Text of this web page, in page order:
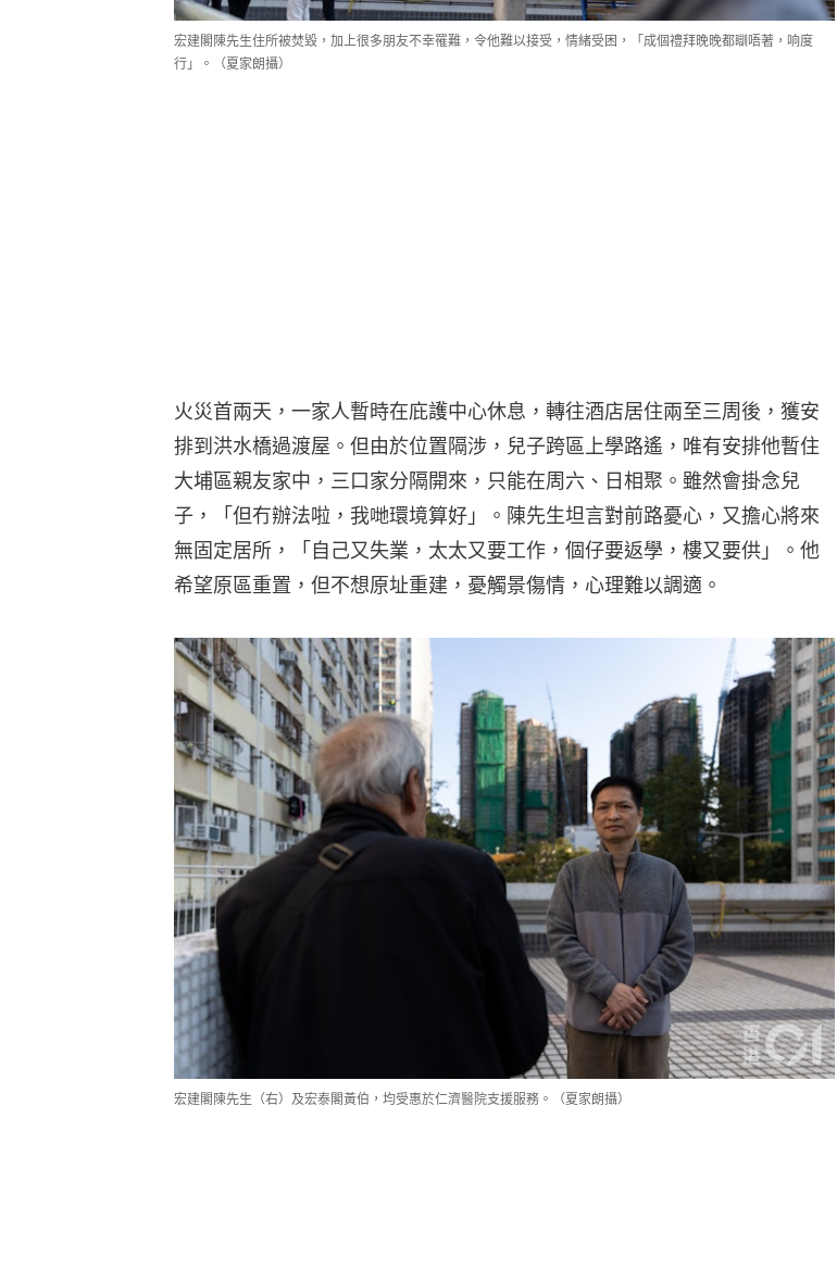
宏建閣陳先生住所被焚毀，加上很多朋友不幸罹難，令他難以接受，情緒受困，「成個禮拜晚晚都瞓唔著，响度
行」。（夏家朗攝）
火災首兩天，一家人暫時在庇護中心休息，轉往酒店居住兩至三周後，獲安
排到洪水橋過渡屋。但由於位置隔涉，兒子跨區上學路遙，唯有安排他暫住
大埔區親友家中，三口家分隔開來，只能在周六、日相聚。雖然會掛念兒
子，「但冇辦法啦，我哋環境算好」。陳先生坦言對前路憂心，又擔心將來
無固定居所，「自己又失業，太太又要工作，個仔要返學，樓又要供」。他
希望原區重置，但不想原址重建，憂觸景傷情，心理難以調適。
宏建閣陳先生（右）及宏泰閣黃伯，均受惠於仁濟醫院支援服務。（夏家朗攝）